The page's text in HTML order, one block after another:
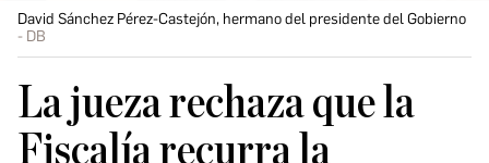
David Sánchez Pérez-Castejón, hermano del presidente del Gobierno
DB
La jueza rechaza que la
Fiscalía recurra la